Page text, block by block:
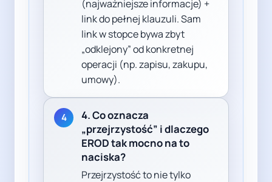
(najważniejsze informacje) +
link do pełnej klauzuli. Sam
link w stopce bywa zbyt
„odklejony” od konkretnej
operacji (np. zapisu, zakupu,
umowy).
4
4. Co oznacza
„przejrzystość” i dlaczego
EROD tak mocno na to
naciska?
Przejrzystość to nie tylko